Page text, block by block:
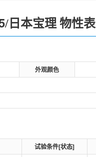
/日本宝理 物性表
外观颜色
试验条件[状态]